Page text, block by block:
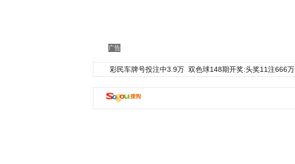
广告
彩民车牌号投注中3.9万 双色球148期开奖:头奖11注666万